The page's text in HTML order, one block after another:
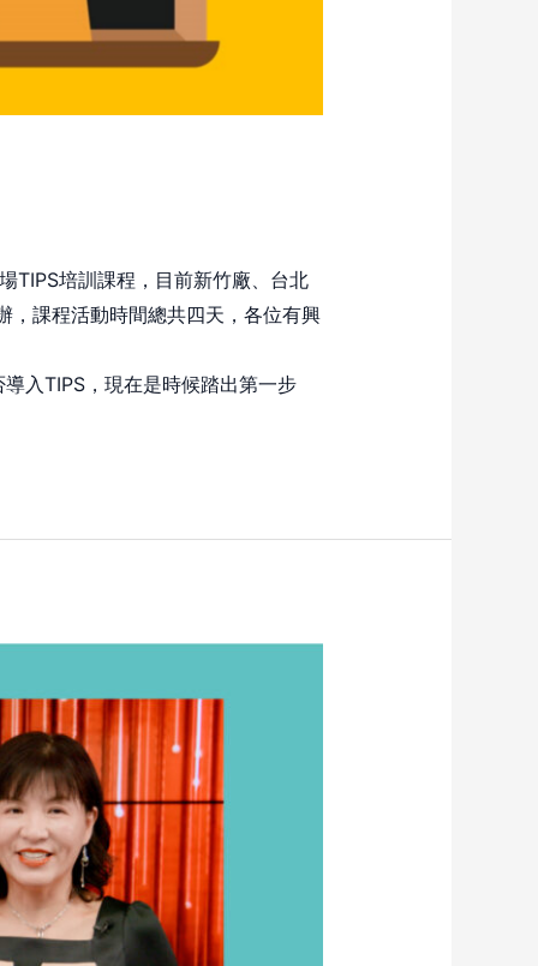
TIPS培訓課程，目前新竹廠、台北
課程活動時間總共四天，各位有興
入TIPS，現在是時候踏出第一步